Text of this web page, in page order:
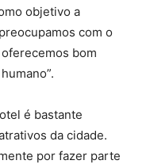
objetivo a
com o
bom
é bastante
da cidade.
por fazer parte